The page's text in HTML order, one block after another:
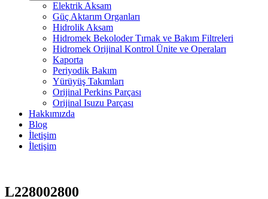
Elektrik Aksam
Güç Aktarım Organları
Hidrolik Aksam
Hidromek Bekoloder Tırnak ve Bakım Filtreleri
Hidromek Orijinal Kontrol Ünite ve Operaları
Kaporta
Periyodik Bakım
Yürüyüş Takımları
Orijinal Perkins Parçası
Orijinal Isuzu Parçası
Hakkımızda
Blog
İletişim
İletişim
L228002800